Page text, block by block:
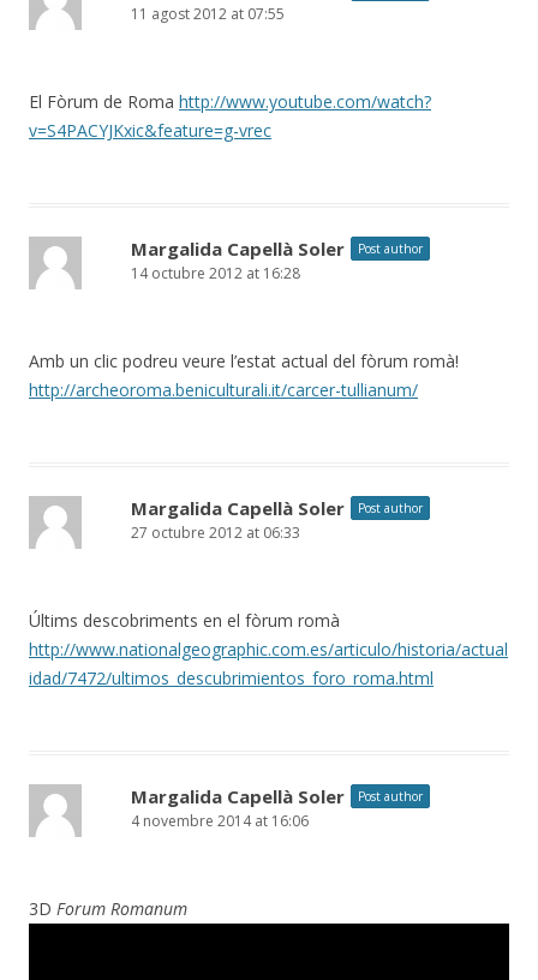
11 agost 2012 at 07:55
El Fòrum de Roma http://www.youtube.com/watch?
v=S4PACYJKxic&feature=g-vrec
Margalida Capellà Soler Post author
14 octubre 2012 at 16:28
Amb un clic podreu veure l’estat actual del fòrum romà!
http://archeoroma.beniculturali.it/carcer-tullianum/
Margalida Capellà Soler Post author
27 octubre 2012 at 06:33
Últims descobriments en el fòrum romà
http://www.nationalgeographic.com.es/articulo/historia/actual
idad/7472/ultimos_descubrimientos_foro_roma.html
Margalida Capellà Soler Post author
4 novembre 2014 at 16:06
3D Forum Romanum